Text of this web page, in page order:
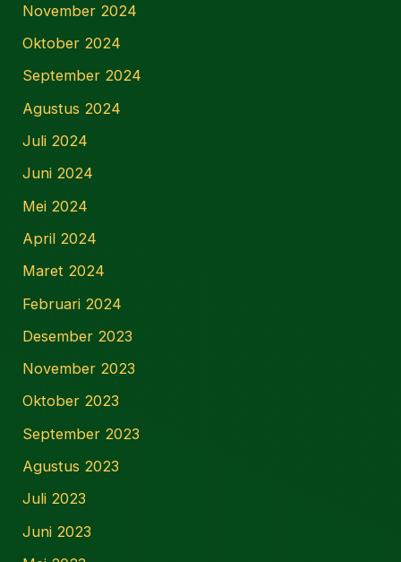
November 2024
Oktober 2024
September 2024
Agustus 2024
Juli 2024
Juni 2024
Mei 2024
April 2024
Maret 2024
Februari 2024
Desember 2023
November 2023
Oktober 2023
September 2023
Agustus 2023
Juli 2023
Juni 2023